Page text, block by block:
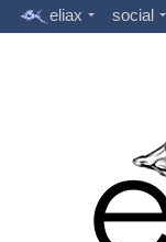
eliax social